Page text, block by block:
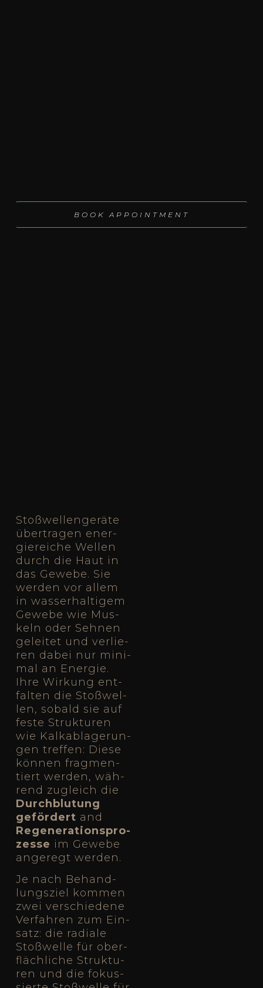
BOOK APPOINT­MENT
Stoß­wel­len­ge­rä­te
über­tra­gen ener­
gie­rei­che Wel­len
durch die Haut in
das Gewe­be. Sie
wer­den vor allem
in was­ser­hal­ti­gem
Gewe­be wie Mus­
keln oder Seh­nen
gelei­tet und ver­lie­
ren dabei nur mini­
mal an Ener­gie.
Ihre Wir­kung ent­
fal­ten die Stoß­wel­
len, sobald sie auf
fes­te Struk­tu­ren
wie Kalk­ab­la­ge­run­
gen tref­fen: Die­se
kön­nen frag­men­
tiert wer­den, wäh­
rend zugleich die
Durch­blu­tung
geför­dert and
Rege­ne­ra­ti­ons­pro­
zes­se im Gewe­be
ange­regt wer­den.
Je nach Behand­
lungs­ziel kom­men
zwei ver­schie­de­ne
Ver­fah­ren zum Ein­
satz: die radia­le
Stoß­wel­le für ober­
fläch­li­che Struk­tu­
ren und die fokus­